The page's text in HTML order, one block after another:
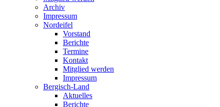
Archiv
Impressum
Nordeifel
Vorstand
Berichte
Termine
Kontakt
Mitglied werden
Impressum
Bergisch-Land
Aktuelles
Berichte